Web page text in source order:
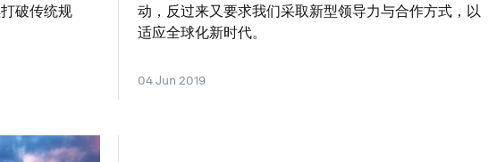
破传统规
动，反过来又要求我们采取新型领导力与合作方式，以
适应全球化新时代。
04 Jun 2019